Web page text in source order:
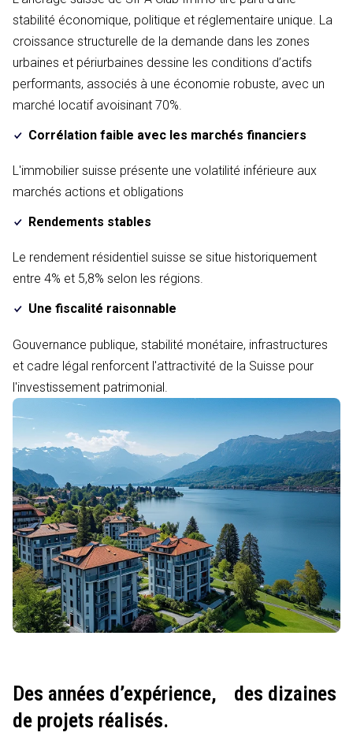
stabilité économique, politique et réglementaire unique. La
croissance structurelle de la demande dans les zones
urbaines et périurbaines dessine les conditions d’actifs
performants, associés à une économie robuste, avec un
marché locatif avoisinant 70%.
Corrélation faible avec les marchés financiers
L'immobilier suisse présente une volatilité inférieure aux
marchés actions et obligations
Rendements stables
Le rendement résidentiel suisse se situe historiquement
entre 4% et 5,8% selon les régions.
Une fiscalité raisonnable
Gouvernance publique, stabilité monétaire, infrastructures
et cadre légal renforcent l'attractivité de la Suisse pour
l'investissement patrimonial.
Des années d’expérience,
des dizaines
de projets réalisés.